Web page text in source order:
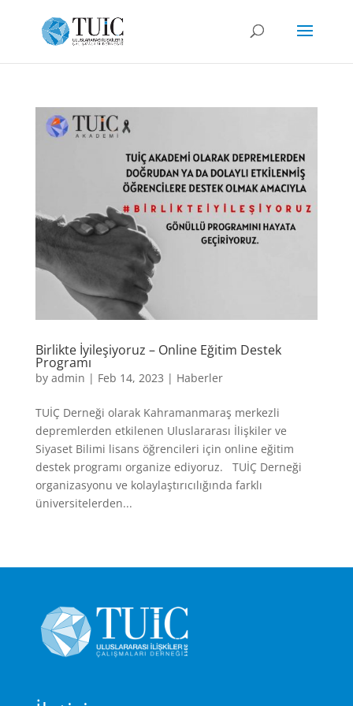
Birlikte İyileşiyoruz – Online Eğitim Destek
Programı
by admin | Feb 14, 2023 | Haberler
TUİÇ Derneği olarak Kahramanmaraş merkezli
depremlerden etkilenen Uluslararası İlişkiler ve
Siyaset Bilimi lisans öğrencileri için online eğitim
destek programı organize ediyoruz. TUİÇ Derneği
organizasyonu ve kolaylaştırıcılığında farklı
üniversitelerden...